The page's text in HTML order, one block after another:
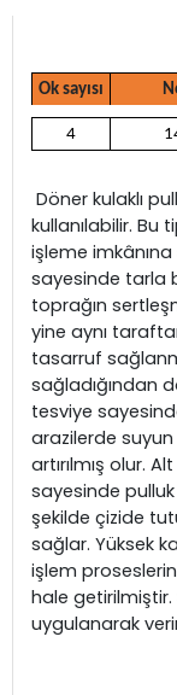
Ok sayısı
4
Döner kulaklı
kullanılabilir.
işleme
sayesinde tarla
toprağın
yine aynı
tasarruf
sağladığından
tesviye
arazilerde
artırılmış olur.
sayesinde
şekilde çizide
sağlar. Yüksek
işlem
hale
uygulanarak